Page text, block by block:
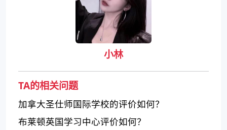
小林
TA的相关问题
加拿大圣仕师国际学校的评价如何？
布莱顿英国学习中心评价如何？